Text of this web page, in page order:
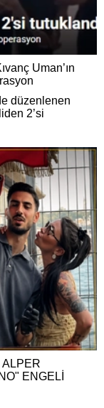
Uman’ın
düzenlenen
2’si
ALPER
ENGELİ